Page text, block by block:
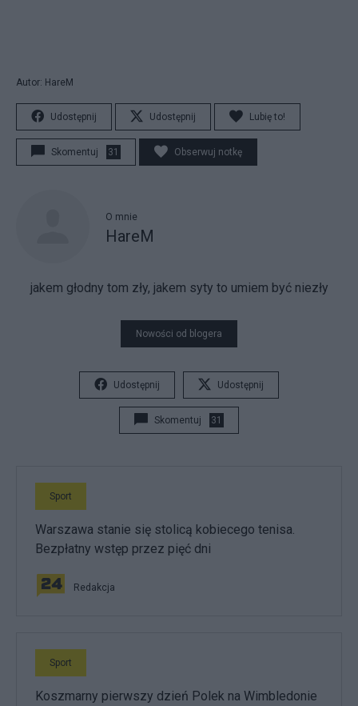
Autor: HareM
Udostępnij Udostępnij Lubię to!
Skomentuj 31 Obserwuj notkę
O mnie
HareM
jakem głodny tom zły, jakem syty to umiem być niezły
Nowości od blogera
Udostępnij Udostępnij
Skomentuj 31
Sport
Warszawa stanie się stolicą kobiecego tenisa.
Bezpłatny wstęp przez pięć dni
Redakcja
Sport
Koszmarny pierwszy dzień Polek na Wimbledonie